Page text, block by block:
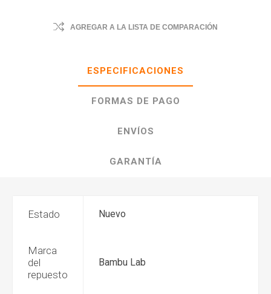
AGREGAR A LA LISTA DE COMPARACIÓN
ESPECIFICACIONES
FORMAS DE PAGO
ENVÍOS
GARANTÍA
Estado Nuevo
Marca
del
repuesto
Bambu Lab